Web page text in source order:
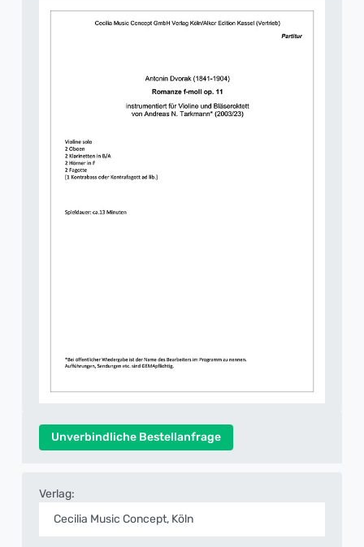
Unverbindliche Bestellanfrage
Verlag:
Cecilia Music Concept, Köln